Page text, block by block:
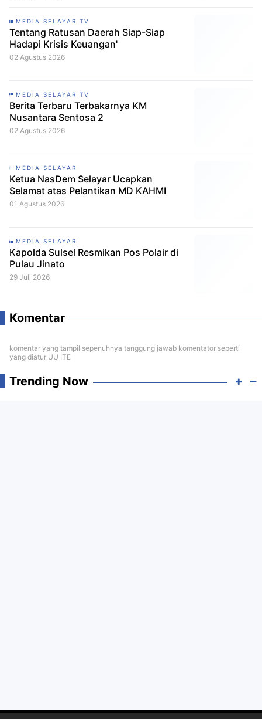
MEDIA SELAYAR TV
Tentang Ratusan Daerah Siap-Siap
Hadapi Krisis Keuangan'
02 Agustus 2026
MEDIA SELAYAR TV
Berita Terbaru Terbakarnya KM
Nusantara Sentosa 2
02 Agustus 2026
MEDIA SELAYAR
Ketua NasDem Selayar Ucapkan
Selamat atas Pelantikan MD KAHMI
01 Agustus 2026
MEDIA SELAYAR
Kapolda Sulsel Resmikan Pos Polair di
Pulau Jinato
29 Juli 2026
Komentar
komentar yang tampil sepenuhnya tanggung jawab komentator seperti
yang diatur UU ITE
Trending Now